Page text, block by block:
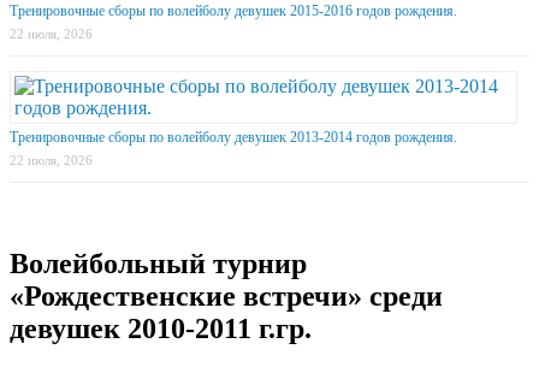
Тренировочные сборы по волейболу девушек 2015-2016 годов рождения.
22 июля, 2026
Тренировочные сборы по волейболу девушек 2013-2014 годов рождения.
22 июля, 2026
Волейбольный турнир
«Рождественские встречи» среди
девушек 2010-2011 г.гр.